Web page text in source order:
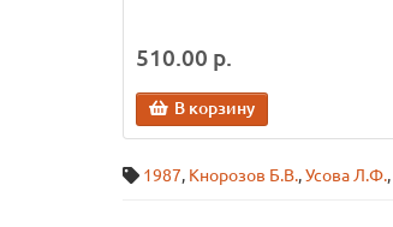
510.00 р.
В корзину
1987, Кнорозов Б.В.,Усова Л.Ф.,